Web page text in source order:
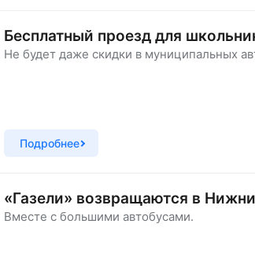
Бесплатный проезд для
Не будет даже скидки в муниципальных
Подробнее
«Газели» возвращаются в
Вместе с большими автобусами.